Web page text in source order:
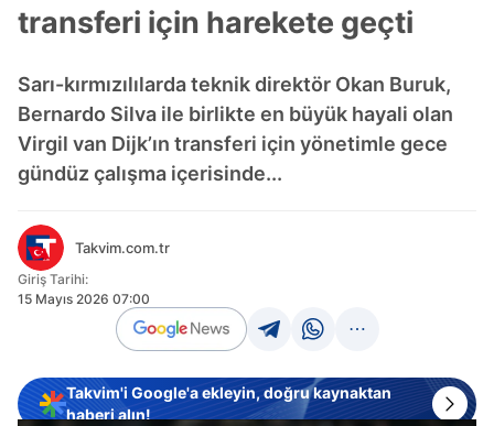
transferi için harekete geçti
Sarı-kırmızılılarda teknik direktör Okan Buruk,
Bernardo Silva ile birlikte en büyük hayali olan
Virgil van Dijk’ın transferi için yönetimle gece
gündüz çalışma içerisinde...
Takvim.com.tr
Giriş Tarihi:
15 Mayıs 2026 07:00
Takvim'i Google'a ekleyin, doğru kaynaktan
haberi alın!